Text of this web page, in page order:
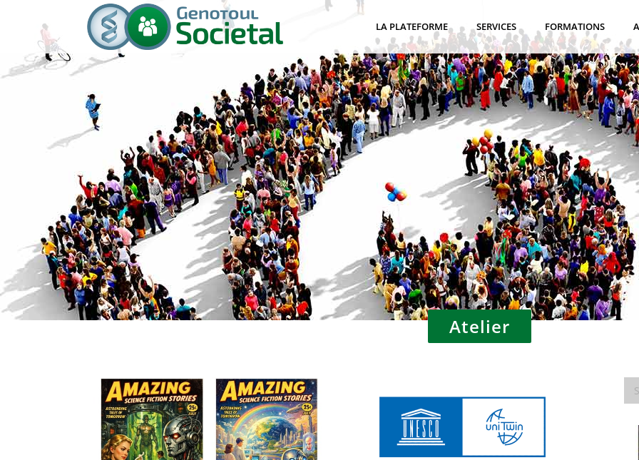
LA PLATEFORME SERVICES FORMATIONS
Atelier